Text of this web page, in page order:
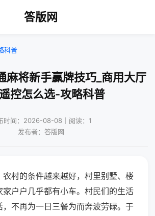
答版网
科普
麻将新手赢牌技巧_商用大厅
控怎么选-攻略科普
时间：2026-08-08｜阅读：1
发布者：答版网
村的条件越来越好，村里别墅、楼
家户户几乎都有小车。村民们的生活
，不再为一日三餐为而奔波劳碌。于